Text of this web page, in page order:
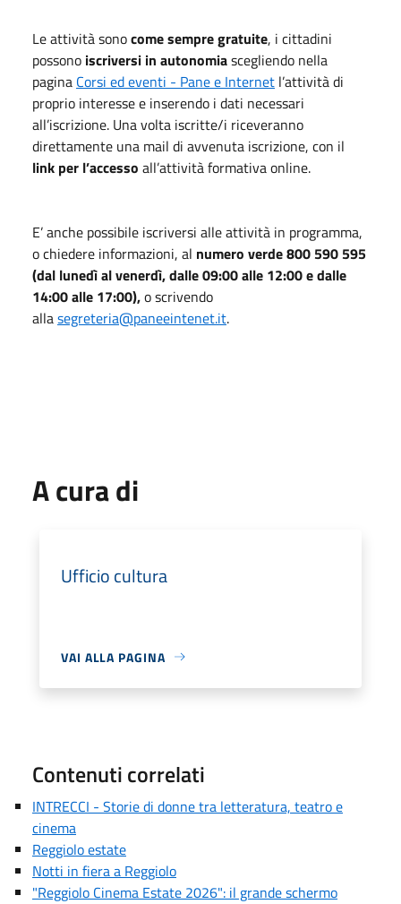
Le attività sonocome sempre gratuite, i cittadini
possono iscriversi in autonomiascegliendo nella
pagina Corsi ed eventi - Pane e Internet l’attività di
proprio interesse e inserendo i dati necessari
all’iscrizione. Una volta iscritte/i riceveranno
direttamente una mail di avvenuta iscrizione, con il
link per l’accesso all’attività formativa online.
E’ anche possibile iscriversi alle attività in programma,
o chiedere informazioni, al numero verde 800 590 595
(dal lunedì al venerdì, dalle 09:00 alle 12:00 e dalle
14:00 alle 17:00),o scrivendo
allasegreteria@paneeintenet.it.
A cura di
Ufficio cultura
VAI ALLA PAGINA
Contenuti correlati
INTRECCI - Storie di donne tra letteratura, teatro e
cinema
Reggiolo estate
Notti in fiera a Reggiolo
"Reggiolo Cinema Estate 2026": il grande schermo